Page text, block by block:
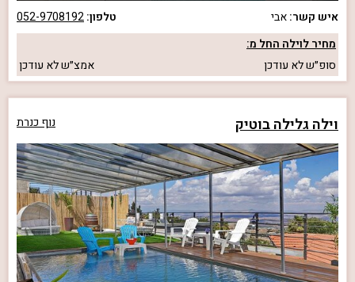
איש קשר:אבי טלפון:052-9708192
מחיר לוילה החל מ:
סופ״שלא עודכן אמצ״שלא עודכן
וילה גלילה בוטיק נוף כנרת